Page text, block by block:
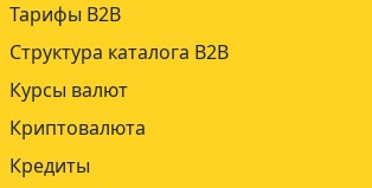
Тарифы B2B
Структура каталога B2B
Курсы валют
Криптовалюта
Кредиты